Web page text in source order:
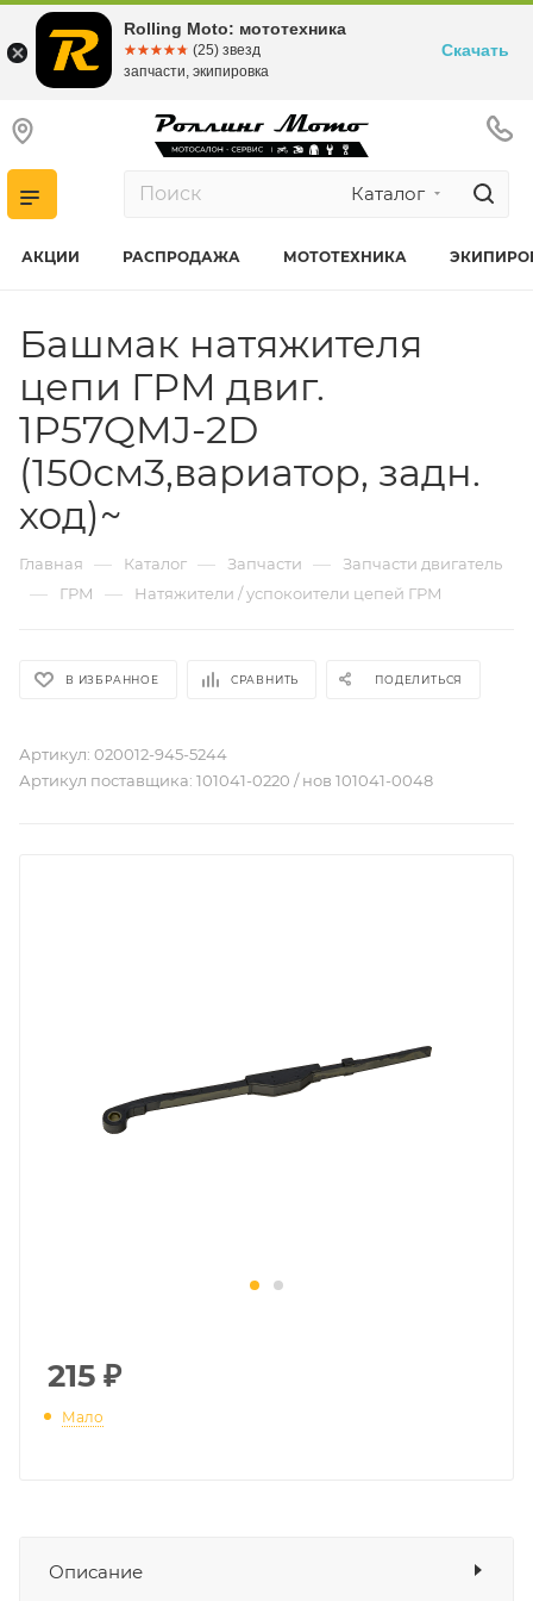
Каталог
АКЦИИ РАСПРОДАЖА МОТОТЕХНИКА
Башмак натяжителя
цепи ГРМ двиг.
1P57QMJ-2D
(150см3,вариатор, задн.
ход)~
Главная — Каталог — Запчасти — Запчасти двигатель
— ГРМ — Натяжители / успокоители цепей ГРМ
В ИЗБРАННОЕ СРАВНИТЬ ПОДЕЛИТЬСЯ
Артикул: 020012-945-5244
Артикул поставщика: 101041-0220 / нов 101041-0048
215 ₽
Мало
Описание
Rolling Moto: мототехника
☆☆☆☆☆
★★★★★ (25) звезд
запчасти, экипировка
Скачать